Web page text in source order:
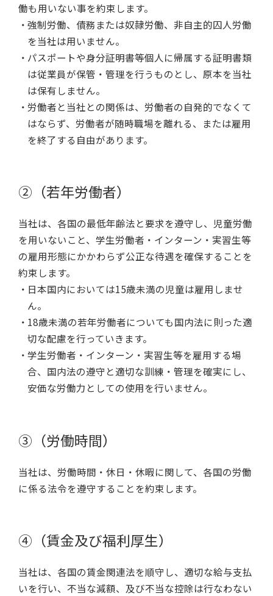
働も用いない事を約束します。
強制労働、債務または奴隷労働、非自主的囚人労働
を当社は用いません。
パスポートや身分証明書等個人に帰属する証明書類
は従業員が保管・管理を行うものとし、原本を当社
は保有しません。
労働者と当社との関係は、労働者の自発的でなくて
はならず、労働者が随時職場を離れる、または雇用
を終了する自由があります。
②（若年労働者）
当社は、各国の最低年齢法と要求を遵守し、児童労働
を用いないこと、学生労働者・インターン・実習生等
の雇用形態にかかわらず公正な待遇を確保することを
約束します。
日本国内においては15歳未満の児童は雇用しませ
ん。
18歳未満の若年労働者についても国内法に則った適
切な配慮を行っていきます。
学生労働者・インターン・実習生等を雇用する場
合、国内法の遵守と適切な訓練・管理を確実にし、
安価な労働力としての使用を行いません。
③（労働時間）
当社は、労働時間・休日・休暇に関して、各国の労働
に係る法令を遵守することを約束します。
④（賃金及び福利厚生）
当社は、各国の賃金関連法を順守し、適切な給与支払
いを行い、不当な減額、及び不当な控除は行なわない